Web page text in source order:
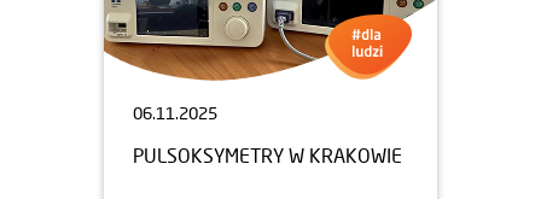
06.11.2025
PULSOKSYMETRY W KRAKOWIE